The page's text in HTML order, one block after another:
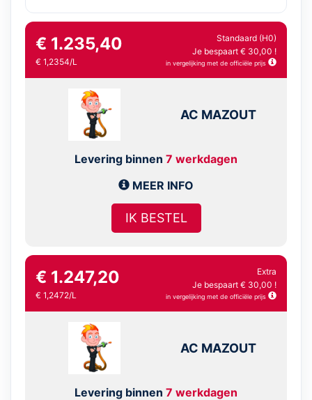
€ 1.235,40
€ 1,2354/L
Standaard (H0)
Je bespaart € 30,00 !
in vergelijking met de officiële prijs
AC MAZOUT
Levering binnen 7 werkdagen
MEER INFO
IK BESTEL
€ 1.247,20
€ 1,2472/L
Extra
Je bespaart € 30,00 !
in vergelijking met de officiële prijs
AC MAZOUT
Levering binnen 7 werkdagen